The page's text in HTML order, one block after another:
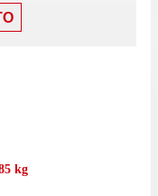
3 Negrel ha
nel luglio 2024,
kg